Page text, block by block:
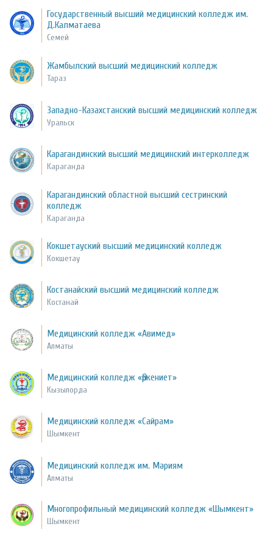
Государственный высший медицинский колледж им.
Д.Калматаева
Семей
Жамбылский высший медицинский колледж
Тараз
Западно-Казахстанский высший медицинский колледж
Уральск
Карагандинский высший медицинский интерколледж
Караганда
Карагандинский областной высший сестринский
колледж
Караганда
Кокшетауский высший медицинский колледж
Кокшетау
Костанайский высший медицинский колледж
Костанай
Медицинский колледж «Авимед»
Алматы
Медицинский колледж «Өркениет»
Кызылорда
Медицинский колледж «Сайрам»
Шымкент
Медицинский колледж им. Мәриям
Алматы
Многопрофильный медицинский колледж «Шымкент»
Шымкент